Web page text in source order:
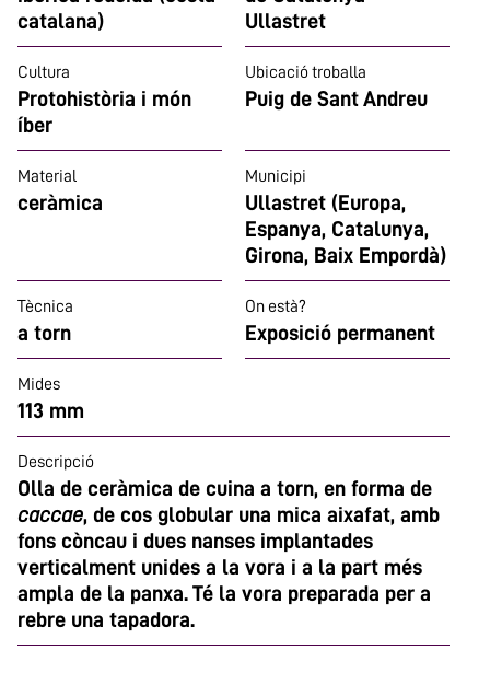
catalana)
Ullastret
Cultura
Protohistòria i món
íber
Ubicació troballa
Puig de Sant Andreu
Material
ceràmica
Municipi
Ullastret (Europa,
Espanya, Catalunya,
Girona, Baix Empordà)
Tècnica
a torn
On està?
Exposició permanent
Mides
113 mm
Descripció
Olla de ceràmica de cuina a torn, en forma de
caccae, de cos globular una mica aixafat, amb
fons còncau i dues nanses implantades
verticalment unides a la vora i a la part més
ampla de la panxa. Té la vora preparada per a
rebre una tapadora.